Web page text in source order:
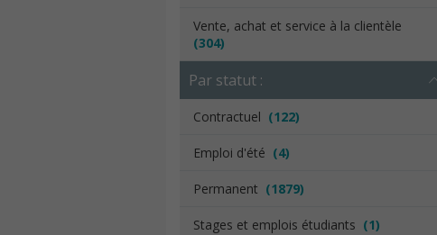
Vente, achat et service à la clientèle
(304)
Par statut :
Contractuel (122)
Emploi d'été (4)
Permanent (1879)
Stages et emplois étudiants (1)